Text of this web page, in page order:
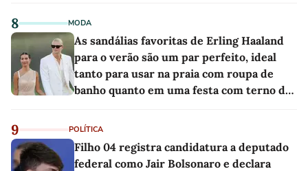
8 MODA
As sandálias favoritas de Erling Haaland
para o verão são um par perfeito, ideal
tanto para usar na praia com roupa de
banho quanto em uma festa com terno de
9 POLÍTICA
Filho 04 registra candidatura a deputado
federal como Jair Bolsonaro e declara